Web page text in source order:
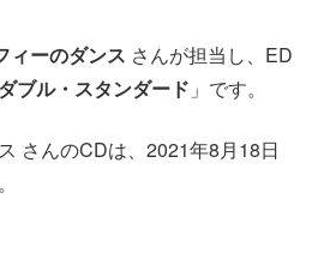
ィーのダンス さんが担当し、ED
ダブル・スタンダード 」です。
さんのCDは、2021年8月18日